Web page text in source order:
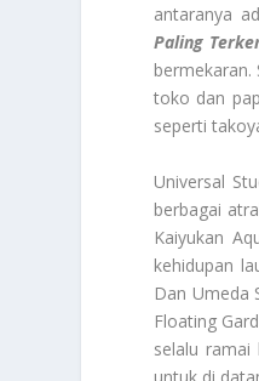
antaranya
Paling
toko dan
seperti
Universal
berbagai
Kaiyukan
kehidupan
Dan Umeda
Floating
selalu